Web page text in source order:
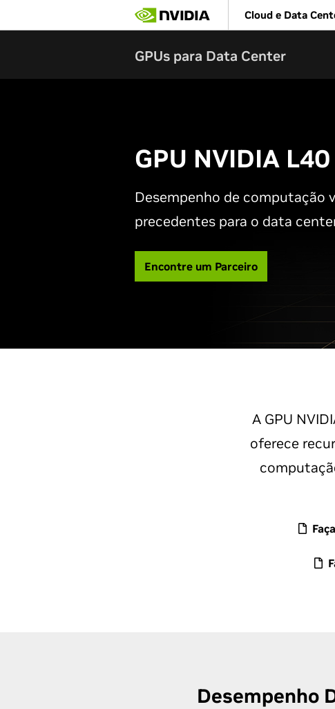
main
Cloud e Data
GPUs para Data Center
GPU NVIDIA L40
Desempenho de computação
precedentes para o data
Encontre um Parceiro
A GPU
oferece
Desempenho